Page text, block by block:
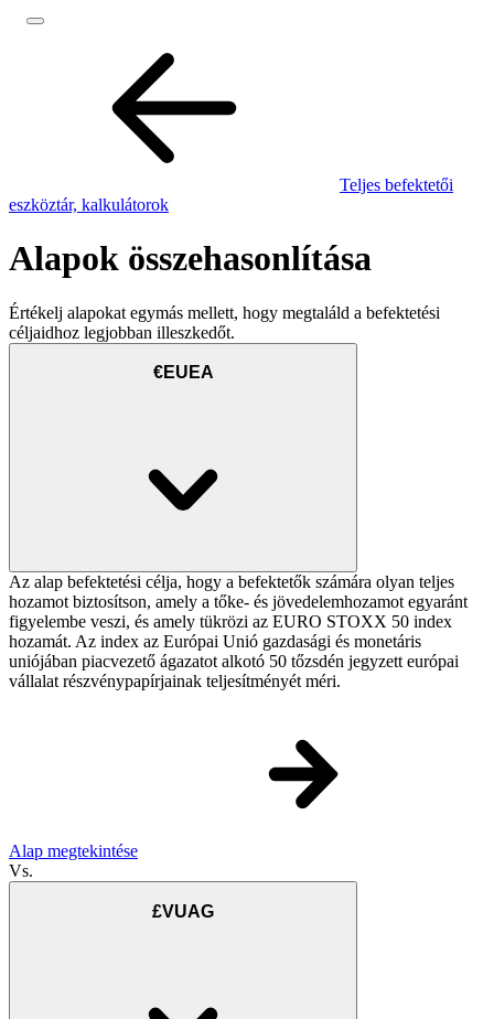
Teljes befektetői
eszköztár, kalkulátorok
Alapok összehasonlítása
Értékelj alapokat egymás mellett, hogy megtaláld a befektetési
céljaidhoz legjobban illeszkedőt.
€EUEA
Az alap befektetési célja, hogy a befektetők számára olyan teljes
hozamot biztosítson, amely a tőke- és jövedelemhozamot egyaránt
figyelembe veszi, és amely tükrözi az EURO STOXX 50 index
hozamát. Az index az Európai Unió gazdasági és monetáris
uniójában piacvezető ágazatot alkotó 50 tőzsdén jegyzett európai
vállalat részvénypapírjainak teljesítményét méri.
Alap megtekintése
Vs.
£VUAG